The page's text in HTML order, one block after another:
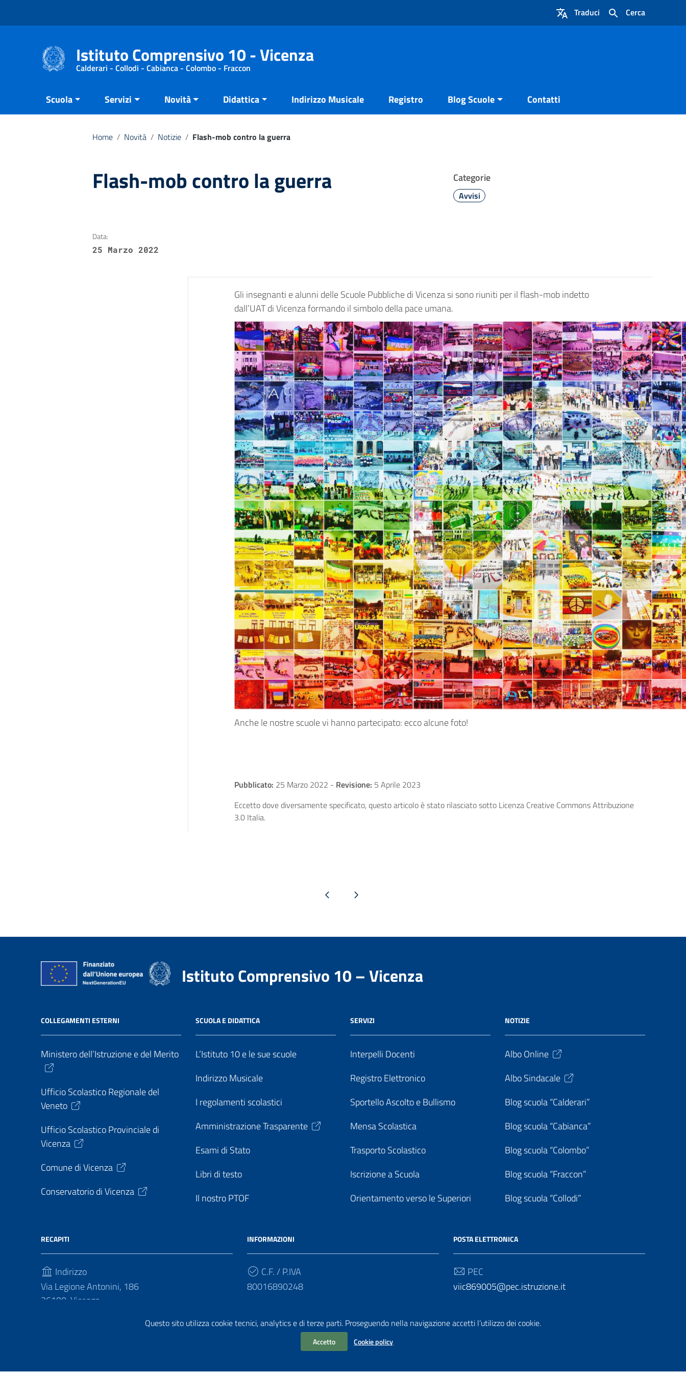
Questo sito utilizza cookie tecnici, analytics e di terze parti. Proseguendo nella navigazione accetti l’utilizzo dei cookie.
Accetto Cookie policy
Cerca
Traduci
Istituto Comprensivo 10 - Vicenza
Calderari - Collodi - Cabianca - Colombo - Fraccon
Scuola Servizi Novità Didattica Indirizzo Musicale Registro Blog Scuole Contatti
Home / Novità / Notizie / Flash-mob contro la guerra
Flash-mob contro la guerra Categorie
Avvisi
Data:
25 Marzo 2022
Gli insegnanti e alunni delle Scuole Pubbliche di Vicenza si sono riuniti per il flash-mob indetto
dall’UAT di Vicenza formando il simbolo della pace umana.
Anche le nostre scuole vi hanno partecipato: ecco alcune foto!
Pubblicato: 25 Marzo 2022 - Revisione: 5 Aprile 2023
Eccetto dove diversamente specificato, questo articolo è stato rilasciato sotto Licenza Creative Commons Attribuzione
3.0 Italia.
Pagina precedentePagina successiva
Istituto Comprensivo 10 – Vicenza
COLLEGAMENTI ESTERNI
Ministero dell’Istruzione e del Merito
Ufficio Scolastico Regionale del
Veneto
Ufficio Scolastico Provinciale di
Vicenza
Comune di Vicenza
Conservatorio di Vicenza
SCUOLA E DIDATTICA
L’Istituto 10 e le sue scuole
Indirizzo Musicale
I regolamenti scolastici
Amministrazione Trasparente
Esami di Stato
Libri di testo
Il nostro PTOF
SERVIZI
Interpelli Docenti
Registro Elettronico
Sportello Ascolto e Bullismo
Mensa Scolastica
Trasporto Scolastico
Iscrizione a Scuola
Orientamento verso le Superiori
NOTIZIE
Albo Online
Albo Sindacale
Blog scuola “Calderari”
Blog scuola “Cabianca”
Blog scuola “Colombo”
Blog scuola “Fraccon”
Blog scuola “Collodi”
RECAPITI
Indirizzo
Via Legione Antonini, 186
36100, Vicenza
INFORMAZIONI
C.F. / P.IVA
80016890248
UF7PF7
POSTA ELETTRONICA
PEC
viic869005@pec.istruzione.it
viic869005@istruzione.it